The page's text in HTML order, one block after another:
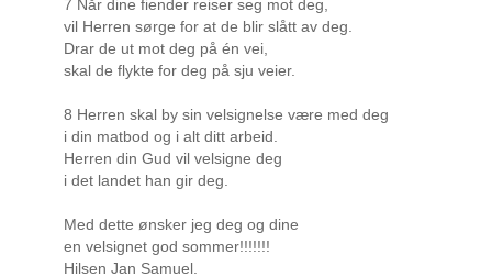
7 Når dine fiender reiser seg mot deg,
vil Herren sørge for at de blir slått av deg.
Drar de ut mot deg på én vei,
skal de flykte for deg på sju veier.
8 Herren skal by sin velsignelse være med deg
i din matbod og i alt ditt arbeid.
Herren din Gud vil velsigne deg
i det landet han gir deg.
Med dette ønsker jeg deg og dine
en velsignet god sommer!!!!!!!
Hilsen Jan Samuel.